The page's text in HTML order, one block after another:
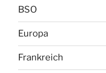
BSO
Europa
Frankreich